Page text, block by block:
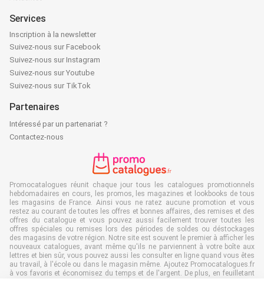
Services
Inscription à la newsletter
Suivez-nous sur Facebook
Suivez-nous sur Instagram
Suivez-nous sur Youtube
Suivez-nous sur TikTok
Partenaires
Intéressé par un partenariat ?
Contactez-nous
Promocatalogues réunit chaque jour tous les catalogues promotionnels
hebdomadaires en cours, les promos, les magazines et lookbooks de tous
les magasins de France. Ainsi vous ne ratez aucune promotion et vous
restez au courant de toutes les offres et bonnes affaires, des remises et des
offres du catalogue et vous pouvez aussi facilement trouver toutes les
offres spéciales ou remises lors des périodes de soldes ou déstockages
des magasins de votre région. Notre site est souvent le premier à afficher les
nouveaux catalogues, avant même qu'ils ne parviennent à votre boîte aux
lettres et bien sûr, vous pouvez aussi les consulter en ligne quand vous êtes
au travail, à l'école ou dans le magasin même. Ajoutez Promocatalogues.fr
à vos favoris et économisez du temps et de l'argent. De plus, en feuilletant